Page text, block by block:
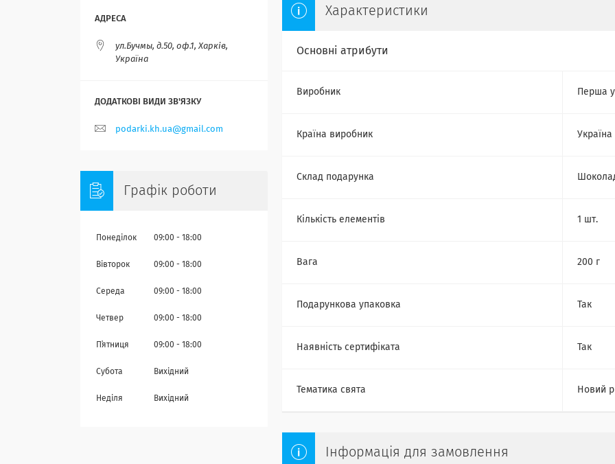
Характеристики
Основні атрибути
Виробник Перша
Країна виробник Україна
Склад подарунка
Кількість елементів 1 шт.
Вага 200 г
Подарункова упаковка Так
Наявність сертифіката Так
Тематика свята Новий
Інформація для замовлення
ул.Бучмы, д.50, оф.1, Харків,
Україна
podarki.kh.ua@gmail.com
Графік роботи
Понеділок 09:00 18:00
Вівторок 09:00 18:00
Середа 09:00 18:00
Четвер 09:00 18:00
Пʼятниця 09:00 18:00
Субота Вихідний
Неділя Вихідний